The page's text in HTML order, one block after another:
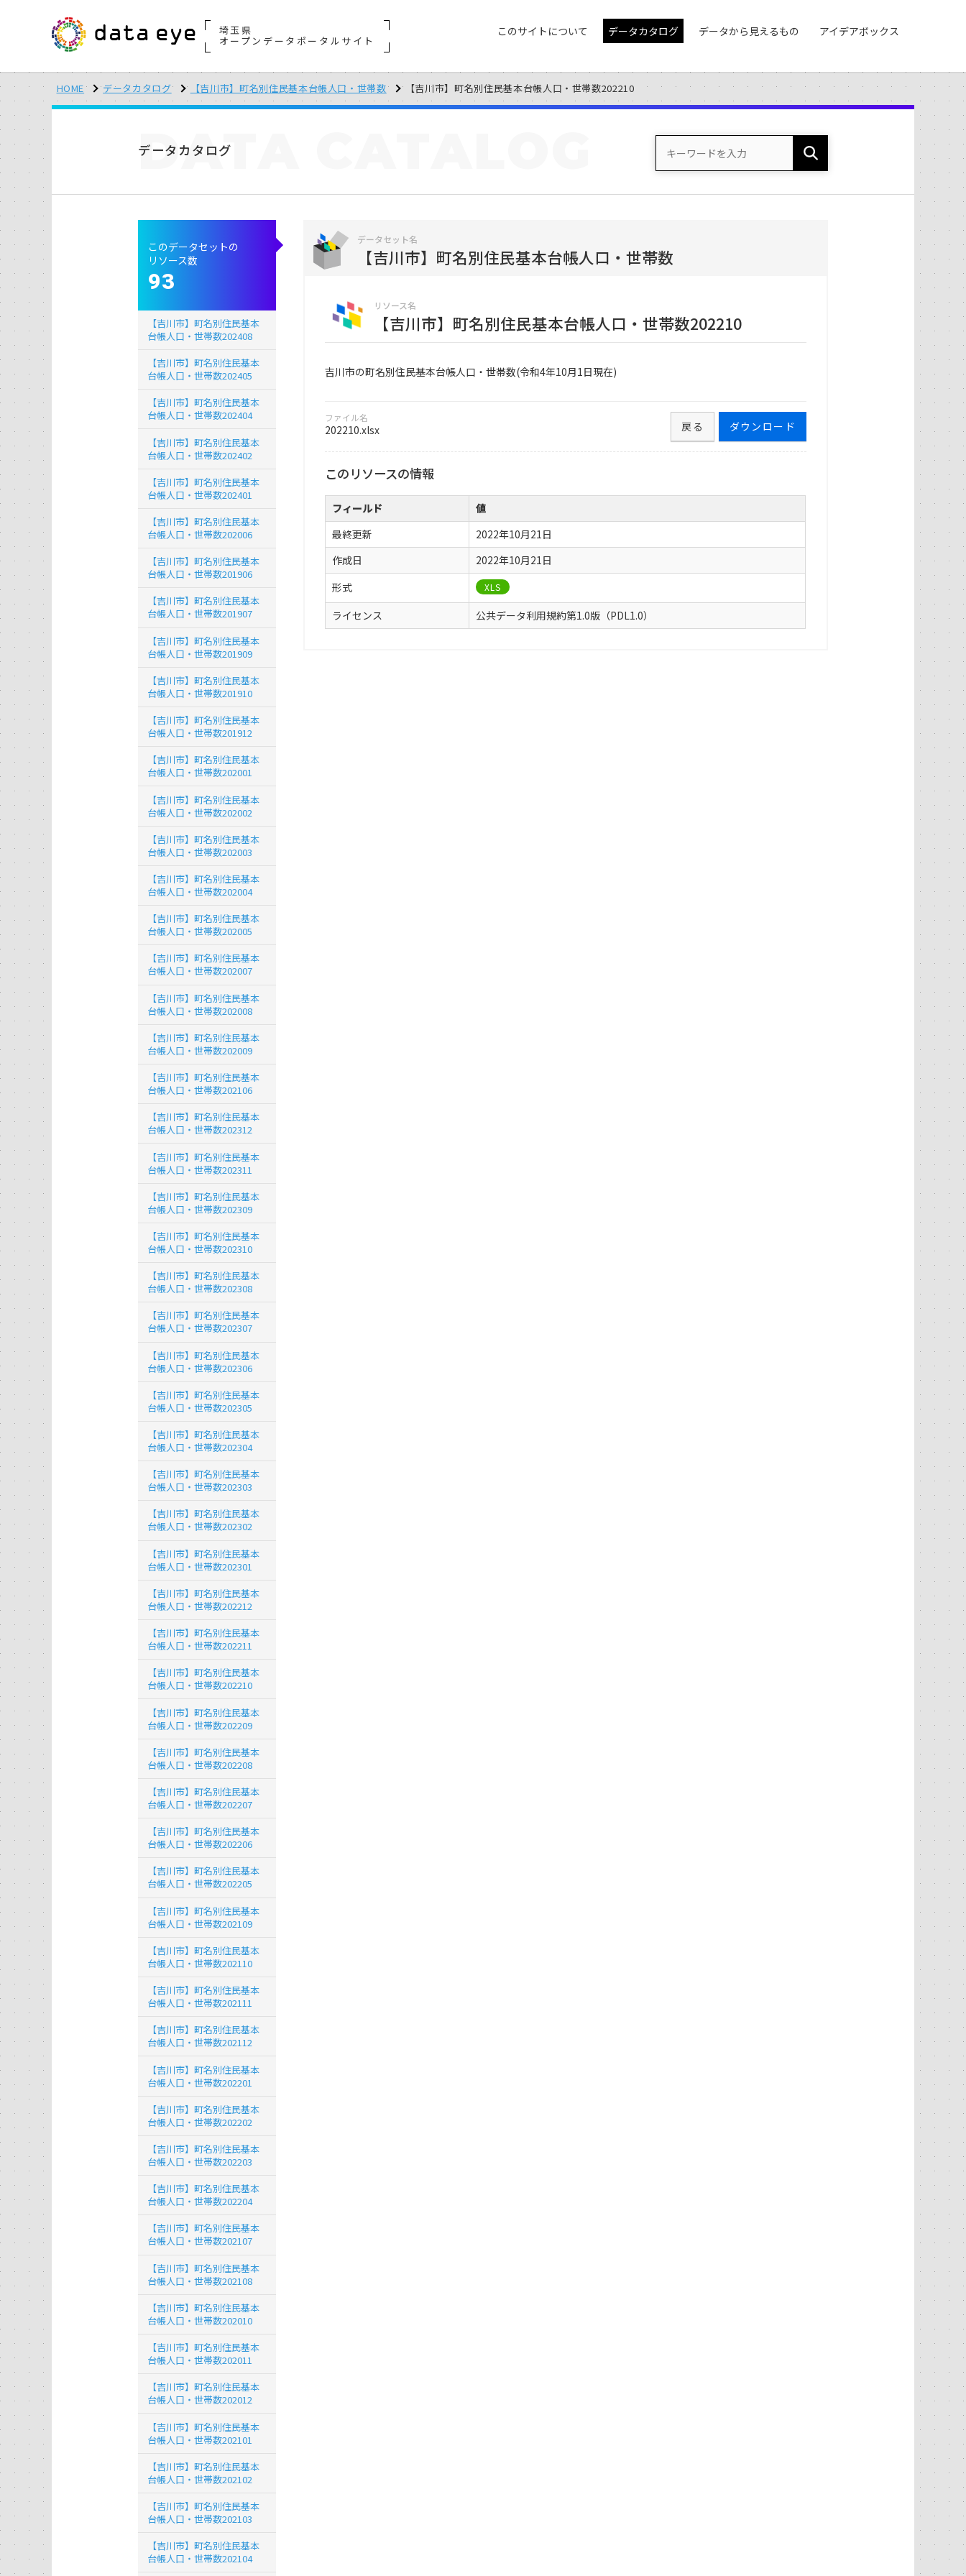
埼玉県
オープンデータポータルサイト
このサイトについて データカタログ データから見えるもの アイデアボックス
HOME データカタログ 【吉川市】町名別住民基本台帳人口・世帯数 【吉川市】町名別住民基本台帳人口・世帯数202210
データカタログ
DATA
データセット名
【吉川市】町名別住民基本台帳人口・世帯数
リソース名
【吉川市】町名別住民基本台帳人口・世帯数202210
吉川市の町名別住民基本台帳人口・世帯数(令和4年10月1日現在)
ファイル名
202210.xlsx ダウンロード
戻る
このリソースの情報
フィールド
値
最終更新
2022年10月21日
作成日
2022年10月21日
形式
XLS
ライセンス 公共データ利用規約第1.0版（PDL1.0）
このデータセットの
リソース数
93
【吉川市】町名別住民基本
台帳人口・世帯数202408
【吉川市】町名別住民基本
台帳人口・世帯数202405
【吉川市】町名別住民基本
台帳人口・世帯数202404
【吉川市】町名別住民基本
台帳人口・世帯数202402
【吉川市】町名別住民基本
台帳人口・世帯数202401
【吉川市】町名別住民基本
台帳人口・世帯数202006
【吉川市】町名別住民基本
台帳人口・世帯数201906
【吉川市】町名別住民基本
台帳人口・世帯数201907
【吉川市】町名別住民基本
台帳人口・世帯数201909
【吉川市】町名別住民基本
台帳人口・世帯数201910
【吉川市】町名別住民基本
台帳人口・世帯数201912
【吉川市】町名別住民基本
台帳人口・世帯数202001
【吉川市】町名別住民基本
台帳人口・世帯数202002
【吉川市】町名別住民基本
台帳人口・世帯数202003
【吉川市】町名別住民基本
台帳人口・世帯数202004
【吉川市】町名別住民基本
台帳人口・世帯数202005
【吉川市】町名別住民基本
台帳人口・世帯数202007
【吉川市】町名別住民基本
台帳人口・世帯数202008
【吉川市】町名別住民基本
台帳人口・世帯数202009
【吉川市】町名別住民基本
台帳人口・世帯数202106
【吉川市】町名別住民基本
台帳人口・世帯数202312
【吉川市】町名別住民基本
台帳人口・世帯数202311
【吉川市】町名別住民基本
台帳人口・世帯数202309
【吉川市】町名別住民基本
台帳人口・世帯数202310
【吉川市】町名別住民基本
台帳人口・世帯数202308
【吉川市】町名別住民基本
台帳人口・世帯数202307
【吉川市】町名別住民基本
台帳人口・世帯数202306
【吉川市】町名別住民基本
台帳人口・世帯数202305
【吉川市】町名別住民基本
台帳人口・世帯数202304
【吉川市】町名別住民基本
台帳人口・世帯数202303
【吉川市】町名別住民基本
台帳人口・世帯数202302
【吉川市】町名別住民基本
台帳人口・世帯数202301
【吉川市】町名別住民基本
台帳人口・世帯数202212
【吉川市】町名別住民基本
台帳人口・世帯数202211
【吉川市】町名別住民基本
台帳人口・世帯数202210
【吉川市】町名別住民基本
台帳人口・世帯数202209
【吉川市】町名別住民基本
台帳人口・世帯数202208
【吉川市】町名別住民基本
台帳人口・世帯数202207
【吉川市】町名別住民基本
台帳人口・世帯数202206
【吉川市】町名別住民基本
台帳人口・世帯数202205
【吉川市】町名別住民基本
台帳人口・世帯数202109
【吉川市】町名別住民基本
台帳人口・世帯数202110
【吉川市】町名別住民基本
台帳人口・世帯数202111
【吉川市】町名別住民基本
台帳人口・世帯数202112
【吉川市】町名別住民基本
台帳人口・世帯数202201
【吉川市】町名別住民基本
台帳人口・世帯数202202
【吉川市】町名別住民基本
台帳人口・世帯数202203
【吉川市】町名別住民基本
台帳人口・世帯数202204
【吉川市】町名別住民基本
台帳人口・世帯数202107
【吉川市】町名別住民基本
台帳人口・世帯数202108
【吉川市】町名別住民基本
台帳人口・世帯数202010
【吉川市】町名別住民基本
台帳人口・世帯数202011
【吉川市】町名別住民基本
台帳人口・世帯数202012
【吉川市】町名別住民基本
台帳人口・世帯数202101
【吉川市】町名別住民基本
台帳人口・世帯数202102
【吉川市】町名別住民基本
台帳人口・世帯数202103
【吉川市】町名別住民基本
台帳人口・世帯数202104